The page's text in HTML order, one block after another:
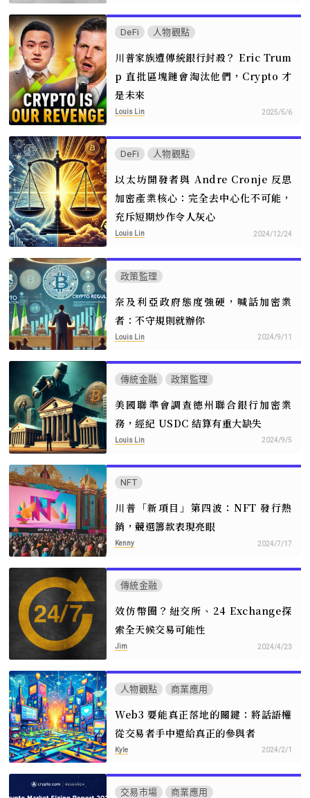
DeFi 人物觀點
川普家族遭傳統銀行封殺？ Eric Trum
p 直批區塊鏈會淘汰他們，Crypto 才
是未來
Louis Lin 2025/5/6
DeFi 人物觀點
以太坊開發者與 Andre Cronje 反思
加密產業核心：完全去中心化不可能，
充斥短期炒作令人灰心
Louis Lin 2024/12/24
政策監理
奈及利亞政府態度強硬，喊話加密業
者：不守規則就辦你
Louis Lin 2024/9/11
傳統金融 政策監理
美國聯準會調查德州聯合銀行加密業
務，經紀 USDC 結算有重大缺失
Louis Lin 2024/9/5
NFT
川普「新項目」第四波：NFT 發行熱
銷，競選籌款表現亮眼
Kenny 2024/7/17
傳統金融
效仿幣圈？紐交所、24 Exchange探
索全天候交易可能性
Jim 2024/4/23
人物觀點 商業應用
Web3 要能真正落地的關鍵：將話語權
從交易者手中還給真正的參與者
Kyle 2024/2/1
交易市場 商業應用